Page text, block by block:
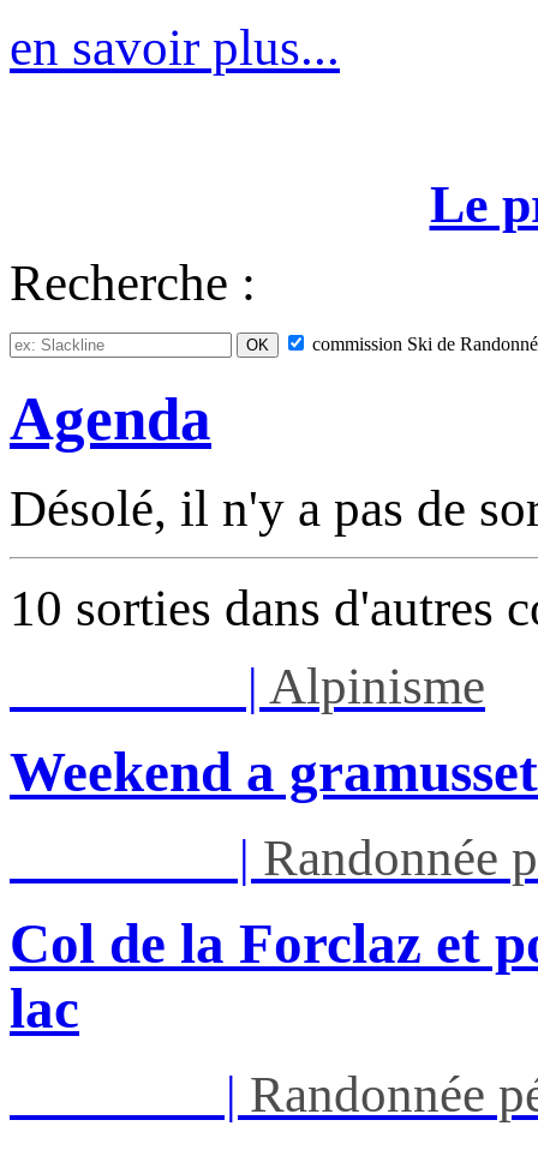
en savoir plus...
Le
Recherche :
commission Ski de
Agenda
Désolé, il n'y a pas de
10 sorties dans d'autres
| Alpinisme
Weekend a gramusset
| Randonnée
Col de la Forclaz et
lac
| Randonnée